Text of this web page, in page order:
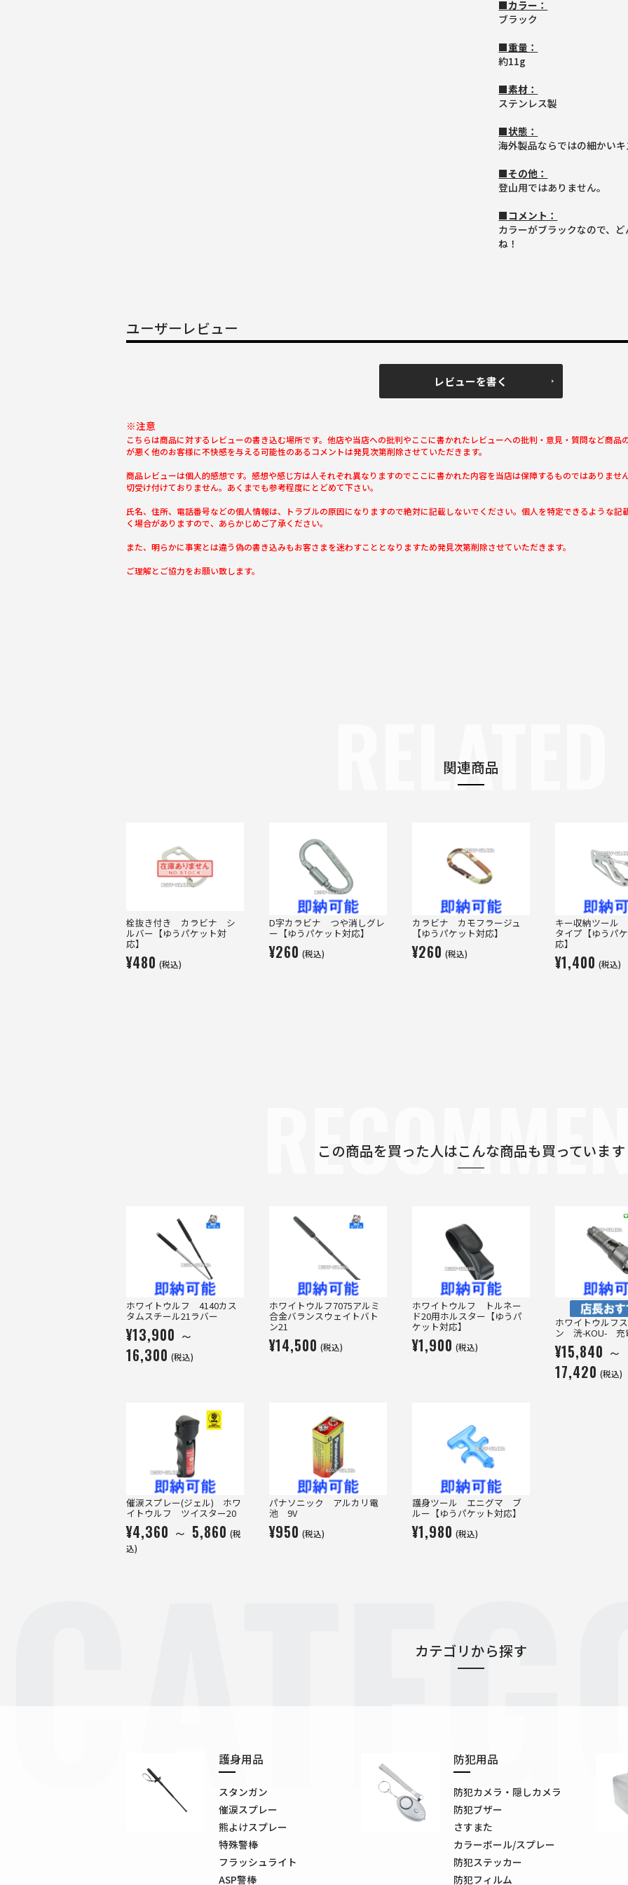
■カラー：
ブラック
■重量：
約11g
■素材：
ステンレス製
■状態：
海外製品ならではの細かい
■その他：
登山用ではありません。
■コメント：
カラーがブラックなので、
ね！
ユーザーレビュー
レビューを書く
※注意
こちらは商品に対するレビューの書き込む場所です。他店や当店への批判やここに書かれたレビューへの批判・意見・質問など商
が悪く他のお客様に不快感を与える可能性のあるコメントは発見次第削除させていただきます。
商品レビューは個人的感想です。感想や感じ方は人それぞれ異なりますのでここに書かれた内容を当店は保障するものではありま
切受け付けておりません。あくまでも参考程度にとどめて下さい。
氏名、住所、電話番号などの個人情報は、トラブルの原因になりますので絶対に記載しないでください。個人を特定できるような
く場合がありますので、あらかじめご了承ください。
また、明らかに事実とは違う偽の書き込みもお客さまを迷わすこととなりますため発見次第削除させていただきます。
ご理解とご協力をお願い致します。
関連商品
RELATED
栓抜き付き カラビナ シ
ルバー【ゆうパケット対
応】
¥480 (税込)
D字カラビナ つや消しグレ
ー【ゆうパケット対応】
¥260 (税込)
カラビナ カモフラージュ
【ゆうパケット対応】
¥260 (税込)
キー収納ツール
タイプ【ゆうパ
応】
¥1,400 (税込)
この商品を買った人はこんな商品も買っています
ホワイトウルフ 4140カス
タムスチール21ラバー
¥13,900 ～
16,300 (税込)
ホワイトウルフ7075アルミ
合金バランスウェイトバト
ン21
¥14,500 (税込)
ホワイトウルフ トルネー
ド20用ホルスター【ゆうパ
ケット対応】
¥1,900 (税込)
ホワイトウルフ
ン 洸-KOU- 充
¥15,840 ～
17,420 (税込)
催涙スプレー(ジェル) ホワ
イトウルフ ツイスター20
¥4,360 ～ 5,860 (税
込)
パナソニック アルカリ電
池 9V
¥950 (税込)
護身ツール エニグマ ブ
ルー【ゆうパケット対応】
¥1,980 (税込)
カテゴリから探す
護身用品
スタンガン
催涙スプレー
熊よけスプレー
特殊警棒
フラッシュライト
ASP警棒
防犯用品
防犯カメラ・隠しカメラ
防犯ブザー
さすまた
カラーボール/スプレー
防犯ステッカー
防犯フィルム